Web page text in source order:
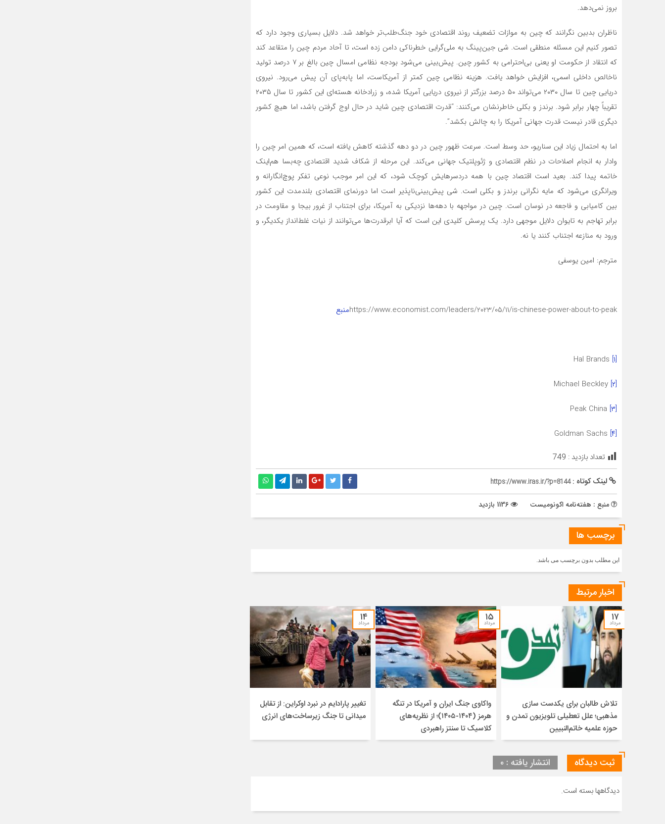
بروز نمی‌دهد.
ناظران بدبین نگرانند که چین به موازات تضعیف روند اقتصادی خود جنگ‌طلب‌تر خواهد ‌شد. دلایل بسیاری وجود دارد که
تصور کنیم این مسئله منطقی است. شی جین‌پینگ به ملی‌گرایی خطرناکی دامن زده است، تا آحاد مردم چین را متقاعد کند
که انتقاد از حکومت او یعنی بی‌احترامی به کشور چین. پیش‌بینی می‌شود بودجه نظامی امسال چین بالغ بر ۷ درصد تولید
ناخالص داخلی اسمی، افزایش خواهد یافت. هزینه نظامی چین کمتر از آمریکاست، اما پابه‌پای آن پیش می‌رود. نیروی
دریایی چین تا سال ۲۰۳۰ می‌تواند ۵۰ درصد بزرگتر از نیروی دریایی آمریکا شده، و زرادخانه هسته‌ای این کشور تا سال ۲۰۳۵
تقریباً چهار برابر شود. برندز و بکلی خاطرنشان می‌کنند: “قدرت اقتصادی چین شاید در حال اوج گرفتن باشد، اما هیچ کشور
دیگری قادر نیست قدرت جهانی آمریکا را به چالش بکشد”.
اما به احتمال زیاد این سناریو، حد وسط است. سرعت ظهور چین در دو دهه گذشته کاهش یافته است، که همین امر چین را
وادار به انجام اصلاحات در نظم اقتصادی و ژئوپلتیک جهانی می‌کند. این مرحله از شکاف شدید اقتصادی چه‌بسا هم‌اینک
خاتمه پیدا کند. بعید است اقتصاد چین با همه دردسرهایش کوچک شود، که این امر موجب نوعی تفکر پوچ‌انگارانه و
ویرانگری می‌شود که مایه نگرانی برندز و بکلی است. شی پیش‌بینی‌ناپذیر است اما دورنمای اقتصادی بلندمدت این کشور
بین کامیابی و فاجعه در نوسان است. چین در مواجهه با دهه‌ها نزدیکی به آمریکا، برای اجتناب از غرور بیجا و مقاومت در
برابر تهاجم به تایوان دلایل موجهی دارد. یک پرسش کلیدی این است که آیا ابرقدرت‌ها می‌توانند از نیات غلط‌انداز یکدیگر، و
ورود به منازعه اجتناب کنند یا نه.
مترجم: امین یوسفی
https://www.economist.com/leaders/2023/05/11/is-chinese-power-about-to-peakمنبع
[۱]
[۲]
[۳]
[۴]
تعداد بازدید : 749
لینک کوتاه :https://www.iras.ir/?p=8144
منبع : هفته‌نامه اکونومیست
برچسب ها
این مطلب بدون برچسب می باشد.
اخبار مرتبط
۱۷
مرداد
تلاش طالبان برای یکدست سازی
مذهبی؛ علل تعطیلی تلویزیون تمدن و
حوزه علمیه خاتم‌النبیین
۱۵
مرداد
واکاوی جنگ ایران و آمریکا در تنگه
هرمز (۱۴۰۴-۱۴۰۵)؛ از نظریه‌های
کلاسیک تا سنتز راهبردی
۱۴
مرداد
تغییر پارادایم در نبرد اوکراین: از تقابل
میدانی تا جنگ زیرساخت‌های انرژی
ثبت دیدگاه انتشار یافته : ۰
دیدگاهها بسته است.